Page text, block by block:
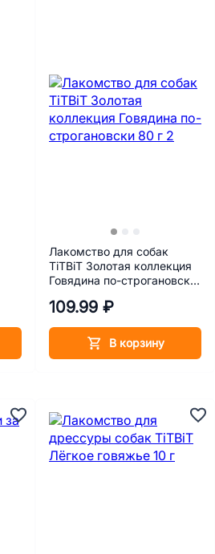
Лакомство для собак
TiTBiT Золотая коллекция
Говядина по-строгановски
109.99 ₽
В корзину